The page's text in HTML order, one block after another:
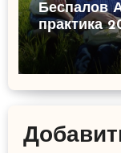
Беспалов
практика